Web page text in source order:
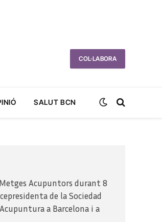
COL·LABORA
SALUT BCN
Acupuntors durant 8
de la Sociedad
a Barcelona i a